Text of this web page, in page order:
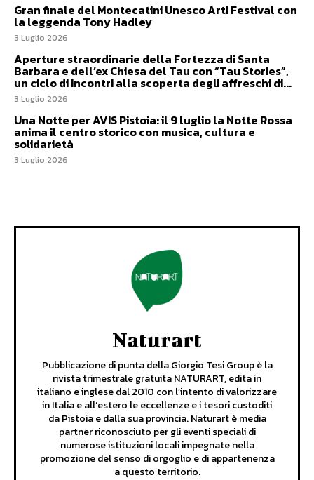
Gran finale del Montecatini Unesco Arti Festival con
la leggenda Tony Hadley
3 Luglio 2026
Aperture straordinarie della Fortezza di Santa
Barbara e dell’ex Chiesa del Tau con “Tau Stories”,
un ciclo di incontri alla scoperta degli affreschi di...
3 Luglio 2026
Una Notte per AVIS Pistoia: il 9 luglio la Notte Rossa
anima il centro storico con musica, cultura e
solidarietà
3 Luglio 2026
Naturart
Pubblicazione di punta della Giorgio Tesi Group è la
rivista trimestrale gratuita NATURART, edita in
italiano e inglese dal 2010 con l’intento di valorizzare
in Italia e all’estero le eccellenze e i tesori custoditi
da Pistoia e dalla sua provincia. Naturart è media
partner riconosciuto per gli eventi speciali di
numerose istituzioni locali impegnate nella
promozione del senso di orgoglio e di appartenenza
a questo territorio.